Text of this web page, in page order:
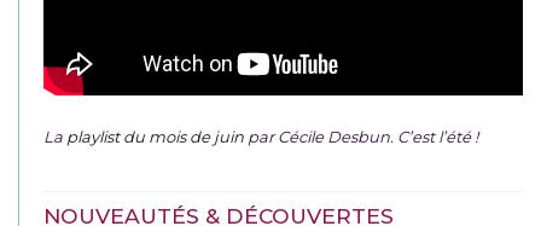
La playlist du mois de juin par Cécile Desbun. C’est l’été !
NOUVEAUTÉS & DÉCOUVERTES